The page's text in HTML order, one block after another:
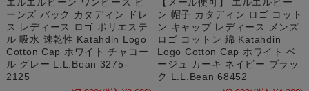
ーンズ バック カタディン ドレ
ス レディース ロゴ ポリエステ
ル 吸水 速乾性 Katahdin Logo
Cotton Cap ホワイト チャコー
ル グレー L.L.Bean 3275-
2125
ン 帽子 カタディン ロゴ コット
ン キャップ レディース メンズ
ロゴ コットン 綿 Katahdin
Logo Cotton Cap ホワイト ベ
ージュ カーキ ネイビー ブラッ
ク L.L.Bean 68452